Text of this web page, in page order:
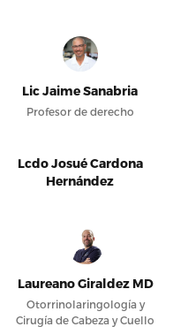
Lic Jaime Sanabria
Profesor de derecho
Lcdo Josué Cardona
Hernández
Laureano Giraldez MD
Otorrinolaringología y
Cirugía de Cabeza y Cuello